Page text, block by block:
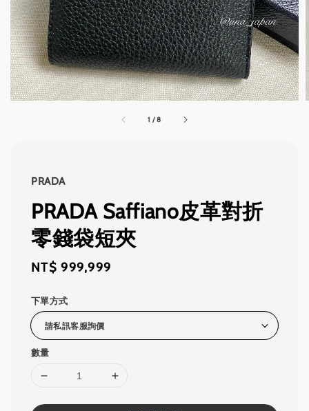
1 /8
PRADA
PRADA Saffiano皮革對折
零錢袋短夾
Regular
NT$ 999,999
下單方式
數量